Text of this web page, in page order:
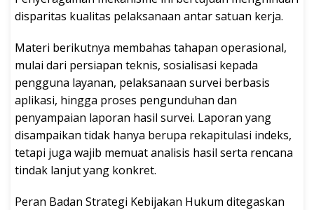
disparitas kualitas pelaksanaan antar satuan kerja.
Materi berikutnya membahas tahapan operasional,
mulai dari persiapan teknis, sosialisasi kepada
pengguna layanan, pelaksanaan survei berbasis
aplikasi, hingga proses pengunduhan dan
penyampaian laporan hasil survei. Laporan yang
disampaikan tidak hanya berupa rekapitulasi indeks,
tetapi juga wajib memuat analisis hasil serta rencana
tindak lanjut yang konkret.
Peran Badan Strategi Kebijakan Hukum ditegaskan